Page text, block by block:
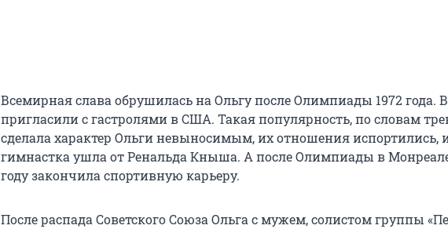
Всемирная слава обрушилась на Ольгу после Олимпиады 1972 года.
пригласили с гастролями в США. Такая популярность, по словам
сделала характер Ольги невыносимым, их отношения испортились,
гимнастка ушла от Ренальда Кныша. А после Олимпиады в
году закончила спортивную карьеру.
После распада Советского Союза Ольга с мужем, солистом группы